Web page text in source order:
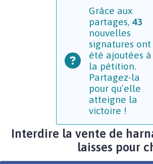
Grâce aux
partages, 43
nouvelles
signatures ont
été ajoutées à
la pétition.
Partagez-la
pour qu’elle
atteigne la
victoire !
Interdire la vente de
laisses pour